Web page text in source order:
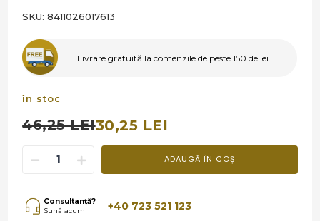
SKU: 8411026017613
Livrare gratuită la comenzile de peste 150 de lei
în stoc
46,25 LEI30,25 LEI
ADAUGĂ ÎN COȘ
Consultanță?
Sună acum
+40 723 521 123